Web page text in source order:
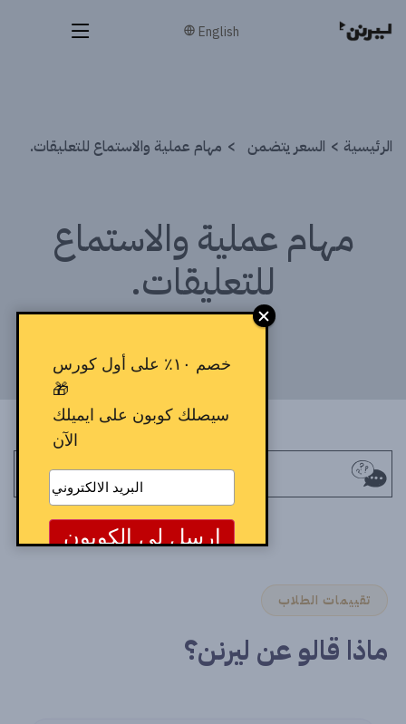
English
الرئيسية السعر يتضمن مهام عملية والاستماع للتعليقات.
مهام عملية والاستماع
للتعليقات.
تقييمات الطلاب
ماذا قالو عن ليرنن؟
خصم ١٠٪ على أول كورس
🎁
سيصلك كوبون على ايميلك
الآن